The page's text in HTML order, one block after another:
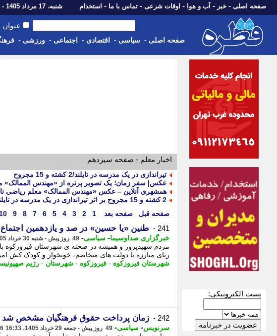
صفحه اصلی - خبر - آب و هوا - اوقات شرعی - تماس با ما - استخدام شنبه، 17 مرداد 1405 - Fri, 07th Aug 2026
عنوان
صفحه اصلی - سیاسی - اقتصادی - اجتماعی - ورزشی -
پست الکترونیکی:
اخبار معلم - صفحه سیزدهم
تیراندازی در یک مدرسه در تایلند/2 کشته و 15 مجروح
عکس| سفر زمان؛ یک تصویر پرتره از «مهندس الممالک»
همشهری آنلاین – عکس «مهندس الممالک» معلم ریاضی
2 کشته و 15 مجروح بر اثر تیراندازی در یک مدرسه در تایلند
صفحه قبل
صفحه بعد 1
2
3
4
5
6
7
8
9
10
241 - طنین «یا حسین» در صد و یازدهمین
خبرگزاری صداوسیما- سیاسی- 49 روز پیش - شنبه 30 خرداد 1405، 03:50
مردم شهیدپرور و همیشه در صحنه ی شهرستان فیروزکوه
ربای مبارزه با دولت های متخاصم، خونخوار و کودک کش
شهرستان فیروزکوه - فیروزکوه - شهرستان - رژیم
242 - زمان پرداخت حقوق فرهنگیان مشخص شد
سرنویس- سیاسی- 49 روز پیش - جمعه 29 خرداد 1405، 16:33